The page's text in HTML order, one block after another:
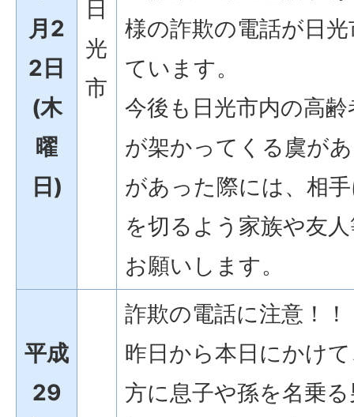
月2
2日
(木
曜
日)
日
光
市
様の詐欺の電話が日
ています。
今後も日光市内の高
が架かってくる虞が
があった際には、相
を切るよう家族や友
お願いします。
平成
29
詐欺の電話に注意！！
昨日から本日にかけ
方に息子や孫を名乗